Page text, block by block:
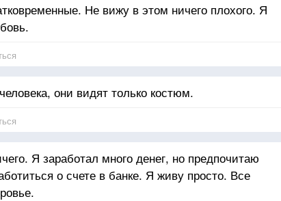
Не вижу в этом ничего плохого. Я
они видят только костюм.
Я заработал много денег, но предпочитаю
о счете в банке. Я живу просто. Все